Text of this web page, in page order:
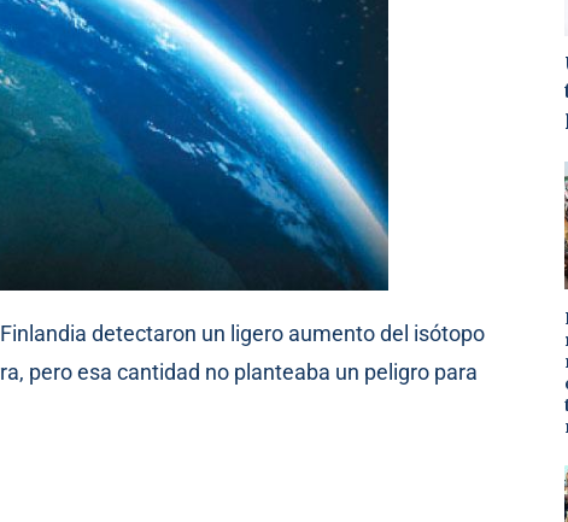
detectaron un ligero aumento del isótopo
pero esa cantidad no planteaba un peligro para